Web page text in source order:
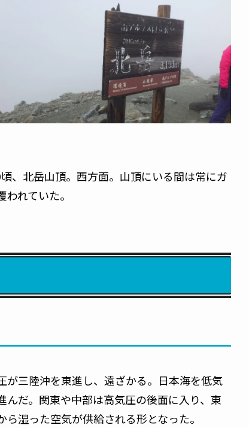
、北岳山頂。西方面。山頂にいる間は常にガ
われていた。
が三陸沖を東進し、遠ざかる。日本海を低気
んだ。関東や中部は高気圧の後面に入り、東
ら湿った空気が供給される形となった。